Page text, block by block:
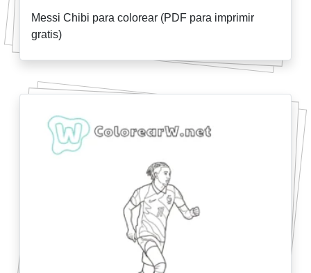
Messi Chibi para colorear (PDF para imprimir
gratis)